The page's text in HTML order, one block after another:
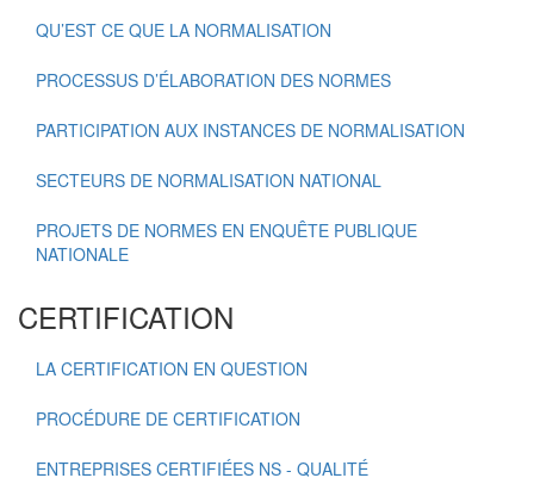
QU’EST CE QUE LA NORMALISATION
PROCESSUS D’ÉLABORATION DES NORMES
PARTICIPATION AUX INSTANCES DE NORMALISATION
SECTEURS DE NORMALISATION NATIONAL
PROJETS DE NORMES EN ENQUÊTE PUBLIQUE
NATIONALE
CERTIFICATION
LA CERTIFICATION EN QUESTION
PROCÉDURE DE CERTIFICATION
ENTREPRISES CERTIFIÉES NS - QUALITÉ